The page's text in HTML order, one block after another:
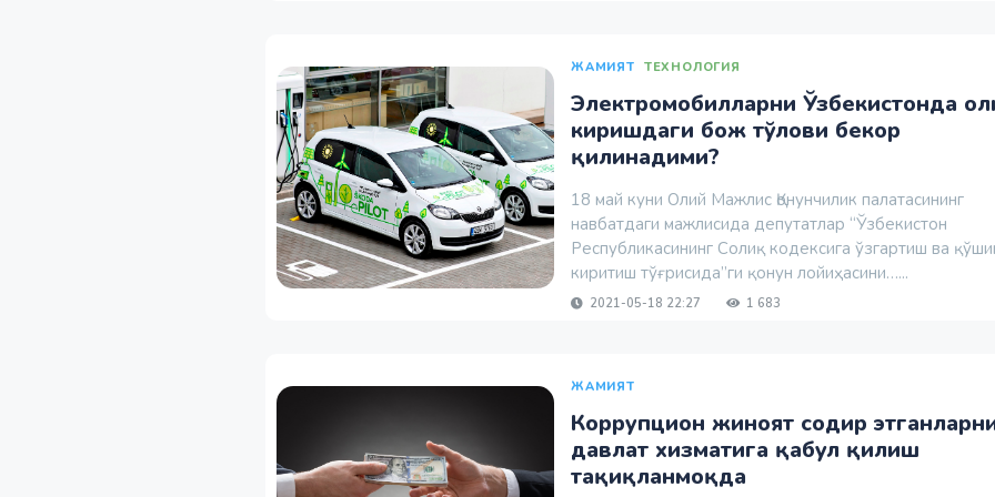
ЖАМИЯТ ТЕХНОЛОГИЯ
Электромобилларни Ўзбекистонда
киришдаги бож тўлови бекор
қилинадими?
18 май куни Олий Мажлис Қонунчилик палатасининг
навбатдаги мажлисида депутатлар “Ўзбекистон
Республикасининг Солиқ кодексига ўзгартиш ва
киритиш тўғрисида”ги қонун лойиҳасини…...
2021-05-18 22:27 1 683
ЖАМИЯТ
Коррупцион жиноят содир
давлат хизматига қабул қилиш
тақиқланмоқда